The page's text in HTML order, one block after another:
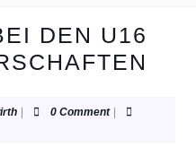
DEN U16
Florian0 Comment